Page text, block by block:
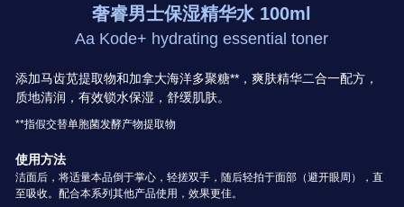
奢睿男士保湿精华水 100ml
Aa Kode+ hydrating essential toner
添加马齿苋提取物和加拿大海洋多聚糖**，爽肤精华二合一配方，
质地清润，有效锁水保湿，舒缓肌肤。
**指假交替单胞菌发酵产物提取物
使用方法
洁面后，将适量本品倒于掌心，轻搓双手，随后轻拍于面部（避开眼周），直
至吸收。配合本系列其他产品使用，效果更佳。